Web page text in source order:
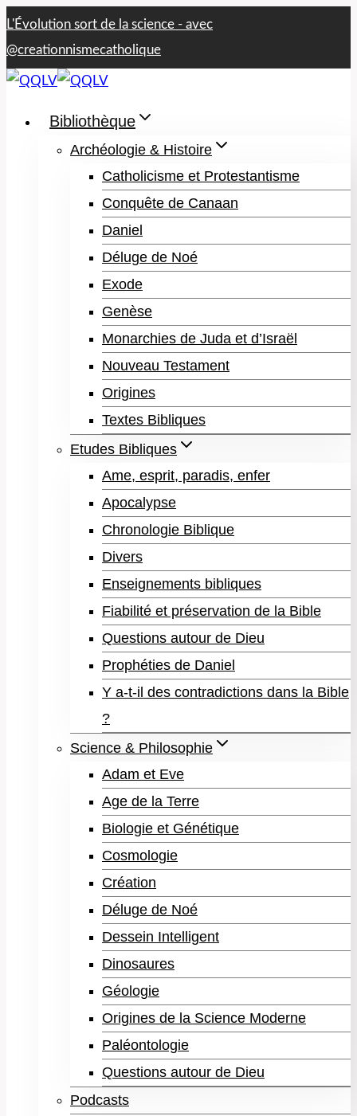
Aller
au
contenu
L'Évolution sort de la science - avec​
@creationnismecatholique
Bibliothèque
Archéologie & Histoire
Catholicisme et Protestantisme
Conquête de Canaan
Daniel
Déluge de Noé
Exode
Genèse
Monarchies de Juda et d’Israël
Nouveau Testament
Origines
Textes Bibliques
Etudes Bibliques
Ame, esprit, paradis, enfer
Apocalypse
Chronologie Biblique
Divers
Enseignements bibliques
Fiabilité et préservation de la Bible
Questions autour de Dieu
Prophéties de Daniel
Y a-t-il des contradictions dans la Bible
?
Science & Philosophie
Adam et Eve
Age de la Terre
Biologie et Génétique
Cosmologie
Création
Déluge de Noé
Dessein Intelligent
Dinosaures
Géologie
Origines de la Science Moderne
Paléontologie
Questions autour de Dieu
Podcasts